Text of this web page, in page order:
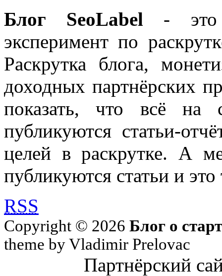
Блог SeoLabel - это
эксперимент по
Раскрутка блога,
доходных партнёрских
показать, что всё на
публикуются статьи-
целей в раскрутке. А
публикуются статьи и
RSS
Copyright © 2026 Блог о
theme by Vladimir Prelovac
Партнёрский